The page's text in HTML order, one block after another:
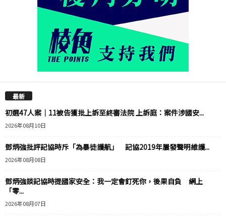
最新
初選47人案｜11被告獲批上訴至終審法院 上訴庭：案件涉國安...
2026年08月10日
鄧炳強批評記協時斥「為暴徒護航」 記協2019年屢發聲明維護...
2026年08月08日
鄧炳強談記協時提國家安全：我一定會釘死你，後果自負 網上
「零...
2026年08月07日